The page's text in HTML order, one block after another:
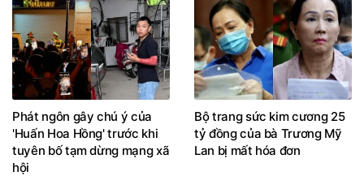
Phát ngôn gây chú ý của
'Huấn Hoa Hồng' trước khi
tuyên bố tạm dừng mạng xã
hội
Bộ trang sức kim cương 25
tỷ đồng của bà Trương Mỹ
Lan bị mất hóa đơn